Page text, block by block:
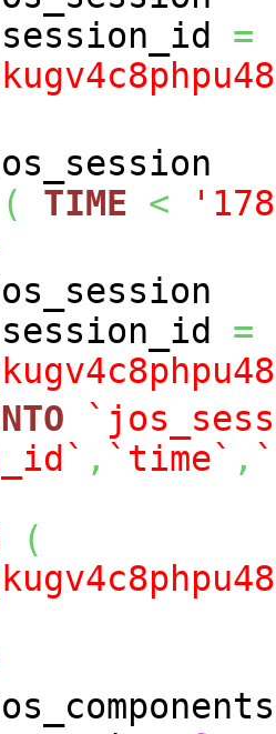
session_id =
( TIME <
session_id =
, `time` ,
(